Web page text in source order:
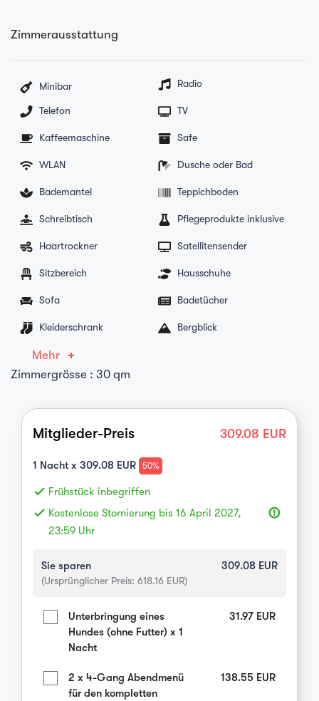
Zimmerausstattung
Minibar Radio
Telefon TV
Kaffeemaschine Safe
WLAN Dusche oder Bad
Bademantel Teppichboden
Schreibtisch Pflegeprodukte inklusive
Haartrockner Satellitensender
Sitzbereich Hausschuhe
Sofa Badetücher
Kleiderschrank Bergblick
Mehr
Zimmergrösse : 30 qm
Mitglieder-Preis 309.08 EUR
1 Nacht x 309.08 EUR 50%
done Frühstück inbegriffen
done Kostenlose Stornierung bis 16 April 2027,
23:59 Uhr
error_outline
Sie sparen 309.08 EUR
(Ursprünglicher Preis: 618.16 EUR)
Unterbringung eines
Hundes (ohne Futter) x 1
Nacht
31.97 EUR
2 x 4-Gang Abendmenü
für den kompletten
138.55 EUR